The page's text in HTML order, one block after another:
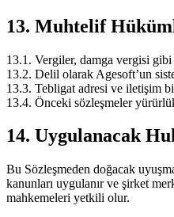
13. Muhtelif
13.1. Vergiler, damga vergisi gibi
13.2. Delil olarak Agesoft’un
13.3. Tebligat adresi ve iletişim
13.4. Önceki sözleşmeler
14. Uygulanacak
Bu Sözleşmeden doğacak
kanunları uygulanır ve şirket
mahkemeleri yetkili olur.